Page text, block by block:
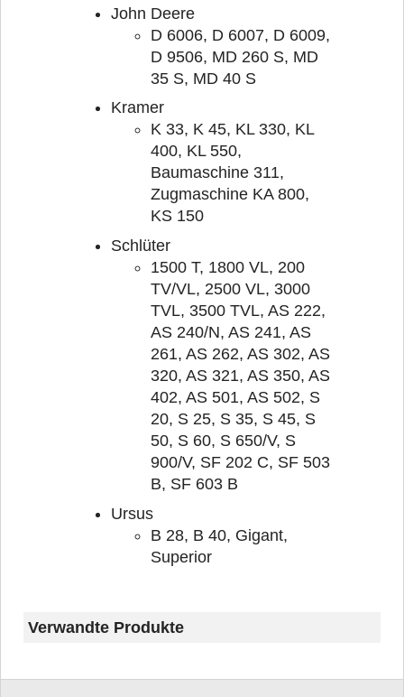
John Deere
D 6006, D 6007, D 6009,
D 9506, MD 260 S, MD
35 S, MD 40 S
Kramer
K 33, K 45, KL 330, KL
400, KL 550,
Baumaschine 311,
Zugmaschine KA 800,
KS 150
Schlüter
1500 T, 1800 VL, 200
TV/VL, 2500 VL, 3000
TVL, 3500 TVL, AS 222,
AS 240/N, AS 241, AS
261, AS 262, AS 302, AS
320, AS 321, AS 350, AS
402, AS 501, AS 502, S
20, S 25, S 35, S 45, S
50, S 60, S 650/V, S
900/V, SF 202 C, SF 503
B, SF 603 B
Ursus
B 28, B 40, Gigant,
Superior
Verwandte Produkte